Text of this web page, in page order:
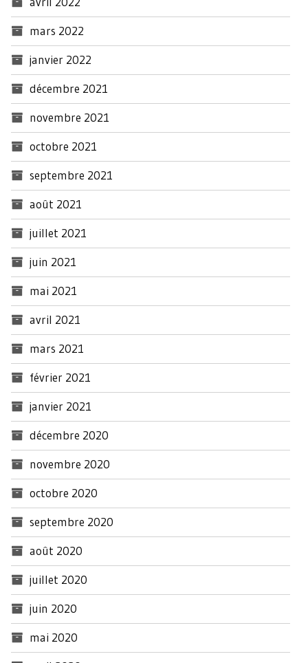
mars 2022
janvier 2022
décembre 2021
novembre 2021
octobre 2021
septembre 2021
août 2021
juillet 2021
juin 2021
mai 2021
avril 2021
mars 2021
février 2021
janvier 2021
décembre 2020
novembre 2020
octobre 2020
septembre 2020
août 2020
juillet 2020
juin 2020
mai 2020